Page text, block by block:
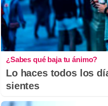
¿Sabes qué baja tu ánimo?
Lo haces todos los
sientes